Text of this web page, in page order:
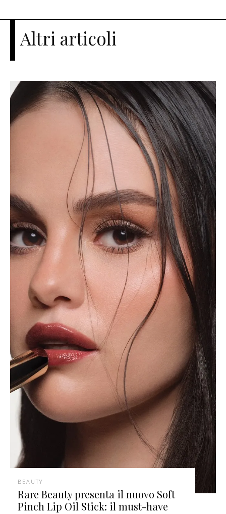
Altri articoli
BEAUTY
Rare Beauty presenta il nuovo Soft
Pinch Lip Oil Stick: il must-have